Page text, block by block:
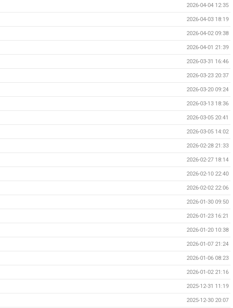
2026-04-04 12:35
2026-04-03 18:19
2026-04-02 09:38
2026-04-01 21:39
2026-03-31 16:46
2026-03-23 20:37
2026-03-20 09:24
2026-03-13 18:36
2026-03-05 20:41
2026-03-05 14:02
2026-02-28 21:33
2026-02-27 18:14
2026-02-10 22:40
2026-02-02 22:06
2026-01-30 09:50
2026-01-23 16:21
2026-01-20 10:38
2026-01-07 21:24
2026-01-06 08:23
2026-01-02 21:16
2025-12-31 11:19
2025-12-30 20:07